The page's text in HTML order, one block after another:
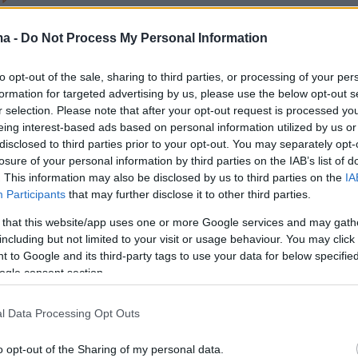
- Do Not Process My Personal Information
opt-out of the sale, sharing to third parties, or processing of your
for targeted advertising by us, please use the below opt-out
selection. Please note that after your opt-out request is processed
interest-based ads based on personal information utilized by us
to third parties prior to your opt-out. You may separately
of your personal information by third parties on the IAB’s list of
This information may also be disclosed by us to third parties on the
Participants that may further disclose it to other third parties.
that this website/app uses one or more Google services and may
but not limited to your visit or usage behaviour. You may
to Google and its third-party tags to use your data for below
consent section.
Data Processing Opt Outs
opt-out of the Sharing of my personal data.
για «μαύρα ταμεία», τρολ και
μέσα στο καλοκαίρι η επίθεση της Κουμουνδούρου
ηγέτη του κόμματος
κατά Τσίπρα για
χρήμα» στον ΣΥΡΙΖΑ: Πού
τα 2,5 εκατ. ευρώ;
ότι στις εθνικές εκλογές του 2023
τον ΣΥΡΙΖΑ 2,5 εκατομμύρια ευρώ επιπλέον της
27